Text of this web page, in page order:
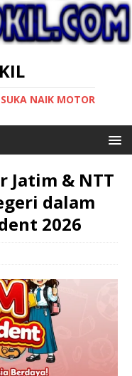
NAIK MOTOR
Jatim & NTT
dalam
2026